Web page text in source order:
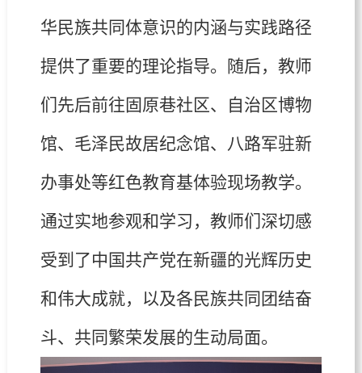
华民族共同体意识的内涵与实践路径
提供了重要的理论指导。随后，教师
们先后前往固原巷社区、自治区博物
馆、毛泽民故居纪念馆、八路军驻新
办事处等红色教育基体验现场教学。
通过实地参观和学习，教师们深切感
受到了中国共产党在新疆的光辉历史
和伟大成就，以及各民族共同团结奋
斗、共同繁荣发展的生动局面。